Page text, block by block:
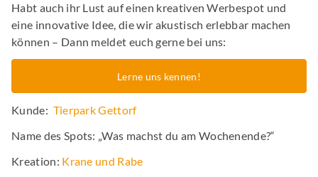
Habt auch ihr Lust auf einen kreativen Werbespot und
eine innovative Idee, die wir akustisch erlebbar machen
können – Dann meldet euch gerne bei uns:
Lerne uns kennen!
Kunde: Tierpark Gettorf
Name des Spots: „Was machst du am Wochenende?“
Kreation: Krane und Rabe